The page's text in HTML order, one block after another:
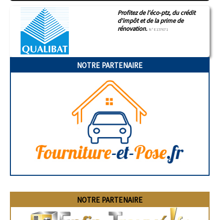
Profitez de l'éco-ptz, du crédit
d'impôt et de la prime de
rénovation. N°E157671
NOTRE PARTENAIRE
NOTRE PARTENAIRE